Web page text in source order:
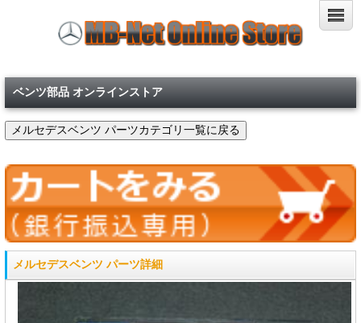
ベンツ部品 オンラインストア
メルセデスベンツ パーツ詳細